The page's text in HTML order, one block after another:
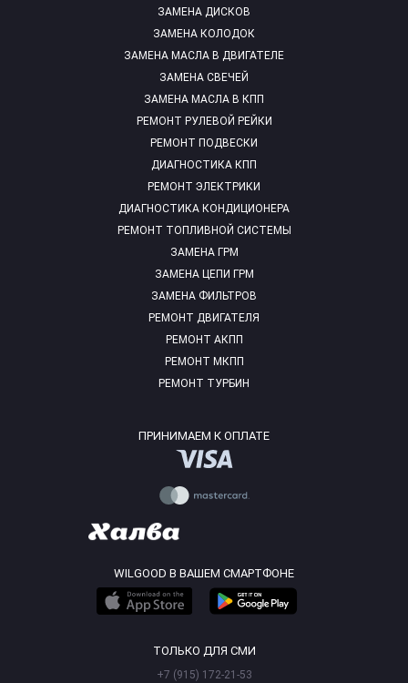
ЗАМЕНА ДИСКОВ
ЗАМЕНА КОЛОДОК
ЗАМЕНА МАСЛА В ДВИГАТЕЛЕ
ЗАМЕНА СВЕЧЕЙ
ЗАМЕНА МАСЛА В КПП
РЕМОНТ РУЛЕВОЙ РЕЙКИ
РЕМОНТ ПОДВЕСКИ
ДИАГНОСТИКА КПП
РЕМОНТ ЭЛЕКТРИКИ
ДИАГНОСТИКА КОНДИЦИОНЕРА
РЕМОНТ ТОПЛИВНОЙ СИСТЕМЫ
ЗАМЕНА ГРМ
ЗАМЕНА ЦЕПИ ГРМ
ЗАМЕНА ФИЛЬТРОВ
РЕМОНТ ДВИГАТЕЛЯ
РЕМОНТ АКПП
РЕМОНТ МКПП
РЕМОНТ ТУРБИН
ПРИНИМАЕМ К ОПЛАТЕ
WILGOOD В ВАШЕМ СМАРТФОНЕ
ТОЛЬКО ДЛЯ СМИ
+7 (915) 172-21-53